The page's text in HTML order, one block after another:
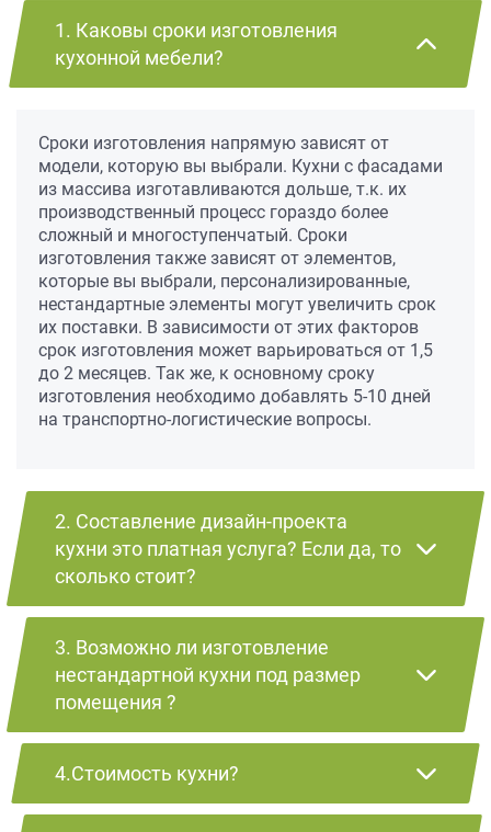
1. Каковы сроки изготовления
кухонной мебели?
Сроки изготовления напрямую зависят от
модели, которую вы выбрали. Кухни с фасадами
из массива изготавливаются дольше, т.к. их
производственный процесс гораздо более
сложный и многоступенчатый. Сроки
изготовления также зависят от элементов,
которые вы выбрали, персонализированные,
нестандартные элементы могут увеличить срок
их поставки. В зависимости от этих факторов
срок изготовления может варьироваться от 1,5
до 2 месяцев. Так же, к основному сроку
изготовления необходимо добавлять 5-10 дней
на транспортно-логистические вопросы.
2. Составление дизайн-проекта
кухни это платная услуга? Если да, то
сколько стоит?
3. Возможно ли изготовление
нестандартной кухни под размер
помещения ?
4.Стоимость кухни?